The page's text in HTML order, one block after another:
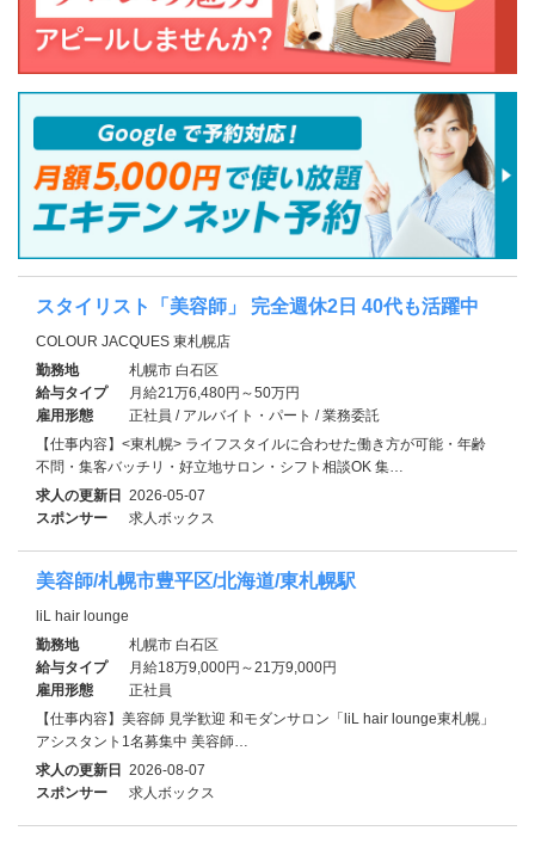
スタイリスト「美容師」 完全週休2日 40代も活躍中
COLOUR JACQUES 東札幌店
勤務地
札幌市 白石区
給与タイプ
月給21万6,480円～50万円
雇用形態
正社員 / アルバイト・パート / 業務委託
【仕事内容】<東札幌> ライフスタイルに合わせた働き方が可能・年齢
不問・集客バッチリ・好立地サロン・シフト相談OK 集…
求人の更新日 2026-05-07
スポンサー
求人ボックス
美容師/札幌市豊平区/北海道/東札幌駅
liL hair lounge
勤務地
札幌市 白石区
給与タイプ
月給18万9,000円～21万9,000円
雇用形態
正社員
【仕事内容】美容師 見学歓迎 和モダンサロン「liL hair lounge東札幌」
アシスタント1名募集中 美容師…
求人の更新日 2026-08-07
スポンサー
求人ボックス